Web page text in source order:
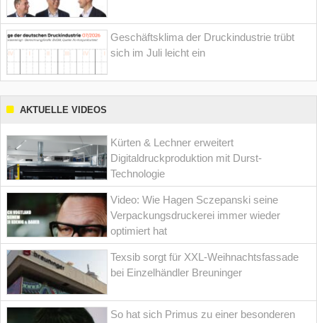
Geschäftsklima der Druckindustrie trübt
sich im Juli leicht ein
AKTUELLE VIDEOS
Kürten & Lechner erweitert
Digitaldruckproduktion mit Durst-
Technologie
Video: Wie Hagen Sczepanski seine
Verpackungsdruckerei immer wieder
optimiert hat
Texsib sorgt für XXL-Weihnachtsfassade
bei Einzelhändler Breuninger
So hat sich Primus zu einer besonderen